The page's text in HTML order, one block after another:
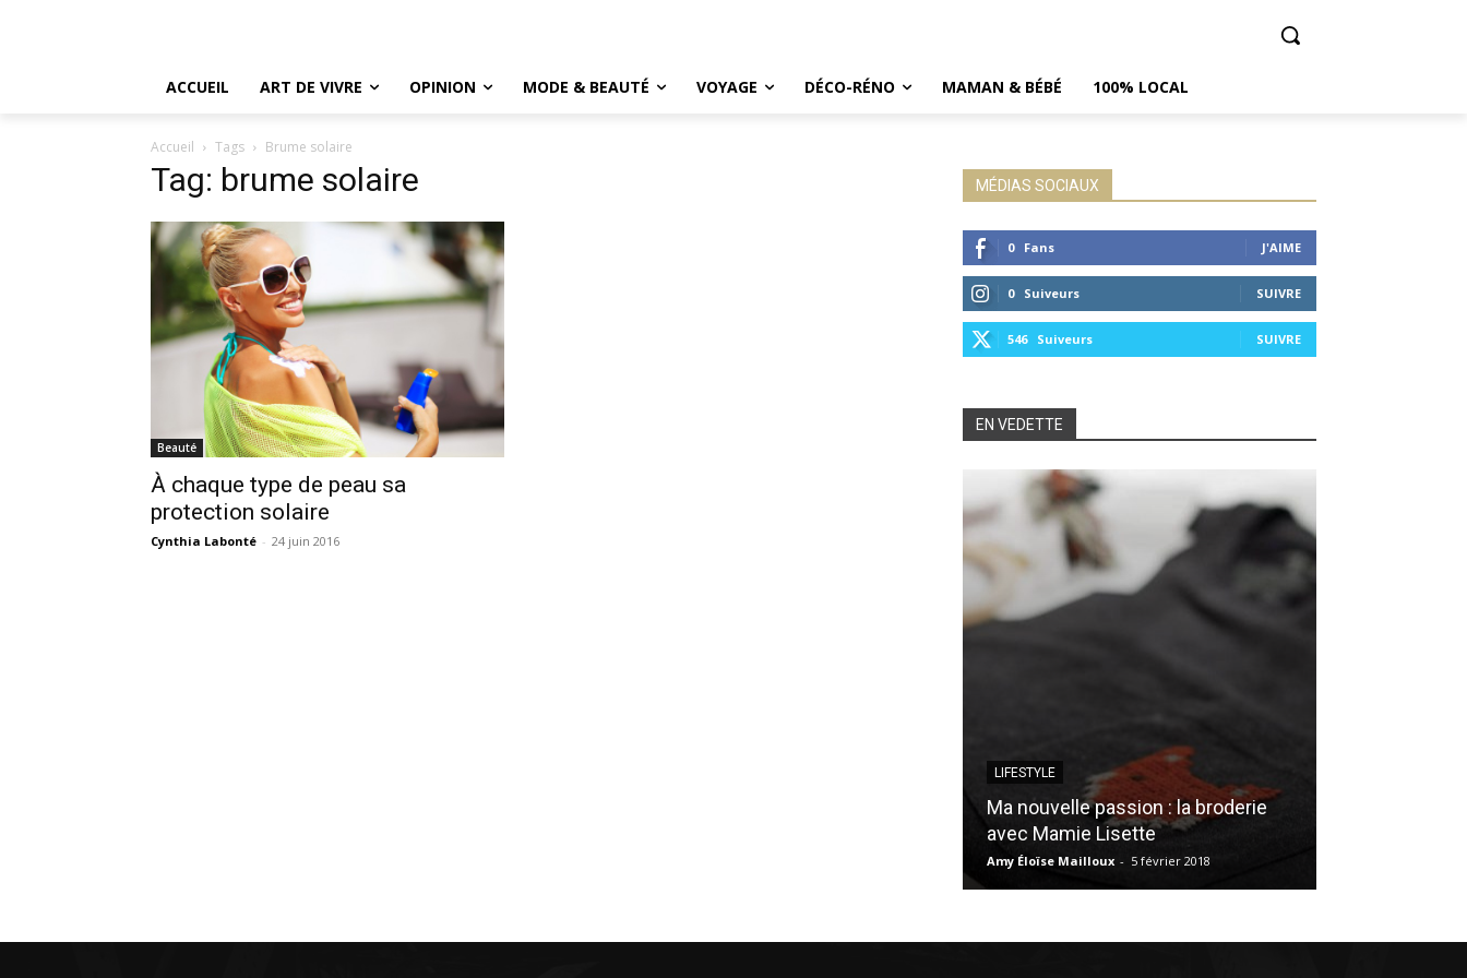
ACCUEIL ART DE VIVRE OPINION MODE & BEAUTÉ VOYAGE DÉCO-RÉNO MAMAN & BÉBÉ 100% LOCAL
Accueil Tags Brume solaire
Tag: brume solaire
Beauté
À chaque type de peau sa
protection solaire
Cynthia Labonté - 24 juin 2016
MÉDIAS SOCIAUX
0 Fans J'AIME
0 Suiveurs SUIVRE
546 Suiveurs SUIVRE
EN VEDETTE
LIFESTYLE
Ma nouvelle passion : la broderie
avec Mamie Lisette
Amy Éloïse Mailloux - 5 février 2018